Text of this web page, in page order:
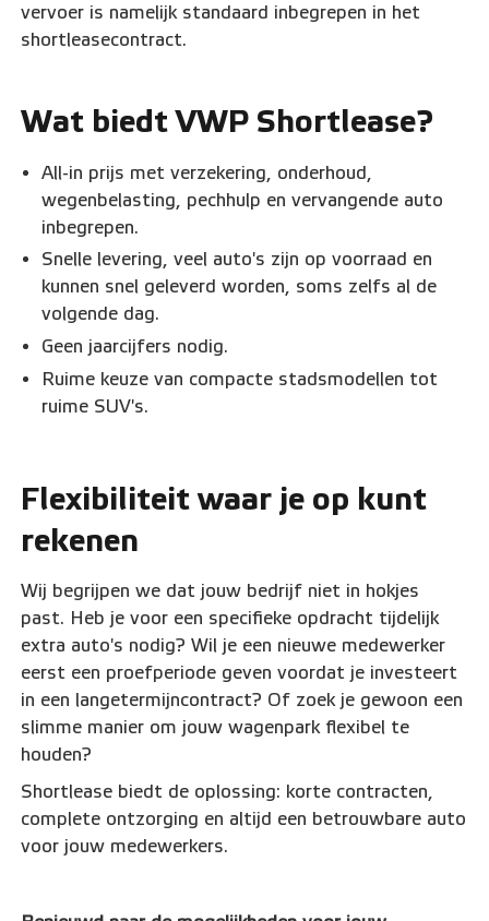
vervoer is namelijk standaard inbegrepen in het
shortleasecontract.
Wat biedt VWP Shortlease?
All-in prijs met verzekering, onderhoud,
wegenbelasting, pechhulp en vervangende auto
inbegrepen.
Snelle levering, veel auto's zijn op voorraad en
kunnen snel geleverd worden, soms zelfs al de
volgende dag.
Geen jaarcijfers nodig.
Ruime keuze van compacte stadsmodellen tot
ruime SUV's.
Flexibiliteit waar je op kunt
rekenen
Wij begrijpen we dat jouw bedrijf niet in hokjes
past. Heb je voor een specifieke opdracht tijdelijk
extra auto's nodig? Wil je een nieuwe medewerker
eerst een proefperiode geven voordat je investeert
in een langetermijncontract? Of zoek je gewoon een
slimme manier om jouw wagenpark flexibel te
houden?
Shortlease biedt de oplossing: korte contracten,
complete ontzorging en altijd een betrouwbare auto
voor jouw medewerkers.